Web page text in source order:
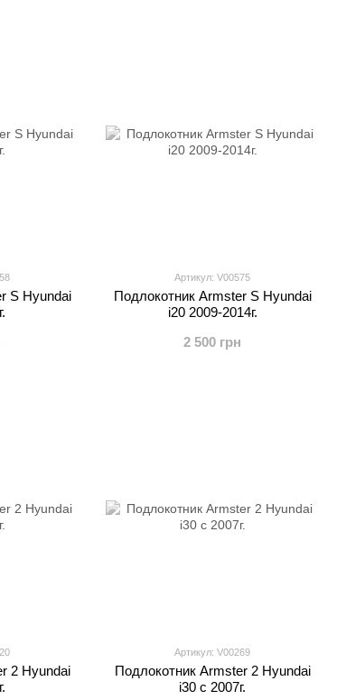
S Hyundai
Артикул: V00575
Подлокотник Armster S Hyundai
i20 2009-2014г.
2 500 грн
2 Hyundai
Артикул: V00269
Подлокотник Armster 2 Hyundai
i30 с 2007г.